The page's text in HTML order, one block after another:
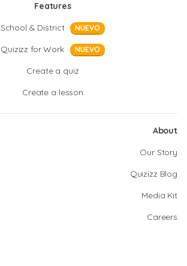
Features
School & District
NUEVO
Quizizz for Work NUEVO
Create a quiz
Create a lesson
About
Our Story
Quizizz Blog
Media Kit
Careers